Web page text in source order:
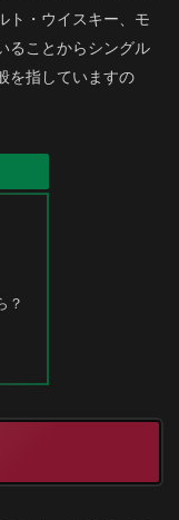
ト・ウイスキー、モ
ることからシングル
を指していますの
？